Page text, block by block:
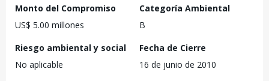
Monto del Compromiso
US$ 5.00 millones
Categoría Ambiental
B
Riesgo ambiental y social
No aplicable
Fecha de Cierre
16 de junio de 2010